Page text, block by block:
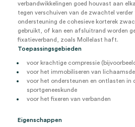
verbandwikkelingen goed houvast aan
tegen verschuiven van de zwachtel
ondersteuning de cohesieve korterek
gebruikt, of kan een afsluitrand worden
fixatieverband, zoals Mollelast haft.
Toepassingsgebieden
voor krachtige compressie
voor het immobiliseren van
voor het ondersteunen en ontlasten in
sportgeneeskunde
voor het fixeren van verbanden
Eigenschappen